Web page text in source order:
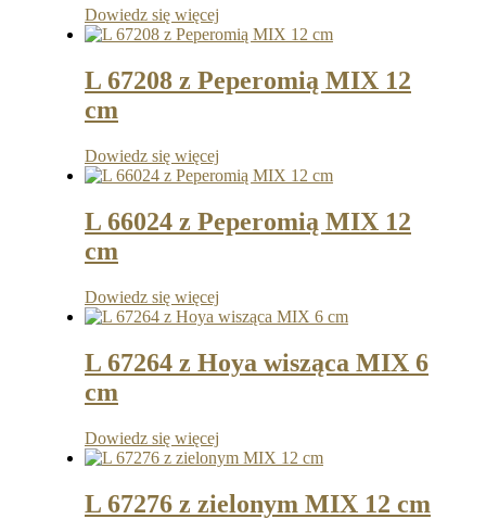
Dowiedz się więcej
L 67208 z Peperomią MIX 12
cm
Dowiedz się więcej
L 66024 z Peperomią MIX 12
cm
Dowiedz się więcej
L 67264 z Hoya wisząca MIX 6
cm
Dowiedz się więcej
L 67276 z zielonym MIX 12 cm